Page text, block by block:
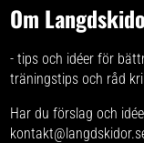
Om
- tips och idéer för
träningstips och råd
Har du förslag och